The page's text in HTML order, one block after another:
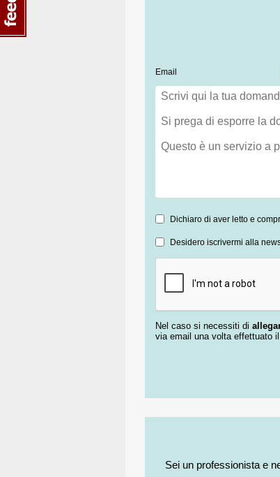
Email
Dichiaro di aver letto e
Desidero iscrivermi alla
Nel caso si necessiti di
via email una volta effettuato
Sei un professionista e